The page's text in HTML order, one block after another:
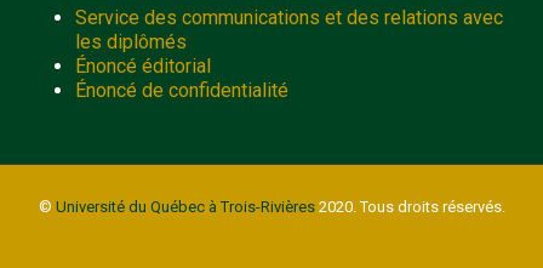
Service des communications et des relations avec
les diplômés
Énoncé éditorial
Énoncé de confidentialité
© Université du Québec à Trois-Rivières2020. Tous droits réservés.